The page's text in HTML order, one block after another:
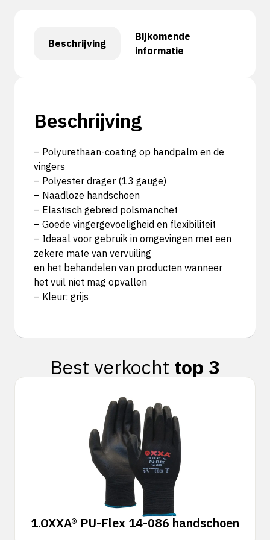
Beschrijving
Bijkomende
informatie
Beschrijving
– Polyurethaan-coating op handpalm en de
vingers
– Polyester drager (13 gauge)
– Naadloze handschoen
– Elastisch gebreid polsmanchet
– Goede vingergevoeligheid en flexibiliteit
– Ideaal voor gebruik in omgevingen met een
zekere mate van vervuiling
en het behandelen van producten wanneer
het vuil niet mag opvallen
– Kleur: grijs
Best verkocht top 3
1.OXXA® PU-Flex 14-086 handschoen